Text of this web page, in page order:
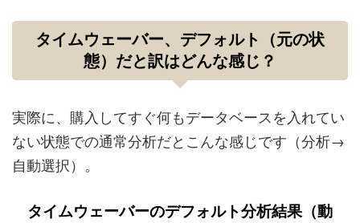
タイムウェーバー、デフォルト（元の状
態）だと訳はどんな感じ？
実際に、購入してすぐ何もデータベースを入れてい
ない状態での通常分析だとこんな感じです（分析→
自動選択）。
タイムウェーバーのデフォルト分析結果（動